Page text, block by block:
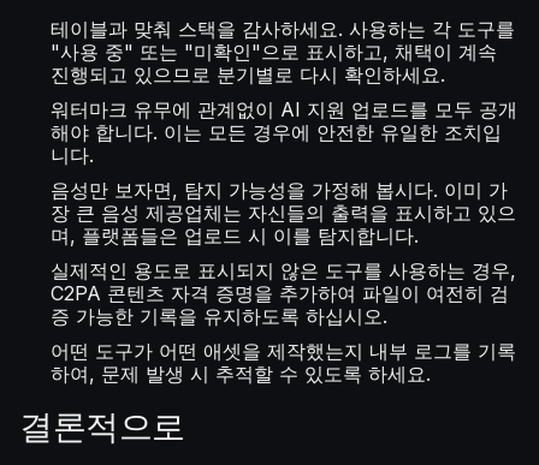
테이블과 맞춰 스택을 감사하세요. 사용하는 각 도구를
"사용 중" 또는 "미확인"으로 표시하고, 채택이 계속
진행되고 있으므로 분기별로 다시 확인하세요.
워터마크 유무에 관계없이 AI 지원 업로드를 모두 공개
해야 합니다. 이는 모든 경우에 안전한 유일한 조치입
니다.
음성만 보자면, 탐지 가능성을 가정해 봅시다. 이미 가
장 큰 음성 제공업체는 자신들의 출력을 표시하고 있으
며, 플랫폼들은 업로드 시 이를 탐지합니다.
실제적인 용도로 표시되지 않은 도구를 사용하는 경우,
C2PA 콘텐츠 자격 증명을 추가하여 파일이 여전히 검
증 가능한 기록을 유지하도록 하십시오.
어떤 도구가 어떤 애셋을 제작했는지 내부 로그를 기록
하여, 문제 발생 시 추적할 수 있도록 하세요.
결론적으로